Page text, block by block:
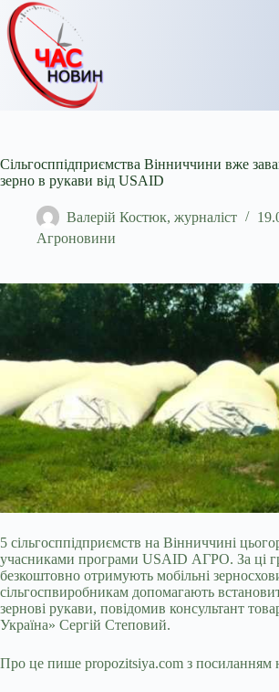
Перейти
до
вмісту
Сільгосппідприємства Вінниччини вже
зерно в рукави від USAID
Валерій Костюк, журналіст
Агроновини
5 сільгосппідприємств на Вінниччині
учасниками програми USAID АГРО. За ці
безкоштовно отримують мобільні
сільгоспвиробникам допомагають
зернові рукави, повідомив консультант
Україна» Сергій Степовий.
Про це пише propozitsiya.com з посиланням